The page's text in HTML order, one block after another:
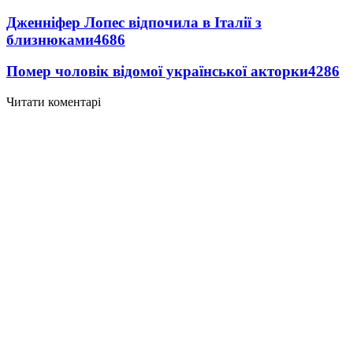
Дженніфер Лопес відпочила в Італії з
близнюками4686
Помер чоловік відомої української акторки4286
Читати коментарі